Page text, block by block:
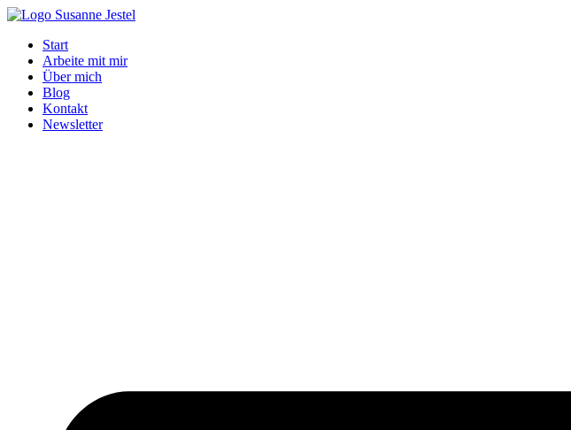
Zum
springenStart
Arbeite mit mir
Über mich
Blog
Kontakt
Newsletter